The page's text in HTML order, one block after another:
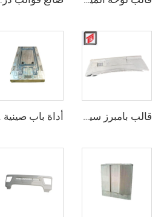
قالب بامبرز سيارات SMC مطلوب بشدة أداة باب